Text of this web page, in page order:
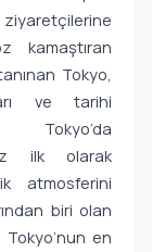
kamaştıran
Tokyo,
ve tarihi
ilk olarak
atmosferini
biri olan
Tokyo’nun en